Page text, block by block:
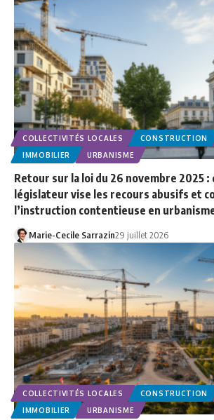
COLLECTIVITÉS LOCALES CONSTRUCTION
IMMOBILIER
URBANISME
Retour sur la loi du 26 novembre 2025 :
législateur vise les recours abusifs et
l’instruction contentieuse en
Marie-Cecile Sarrazin29 juillet 2026
COLLECTIVITÉS LOCALES CONSTRUCTION
IMMOBILIER
URBANISME